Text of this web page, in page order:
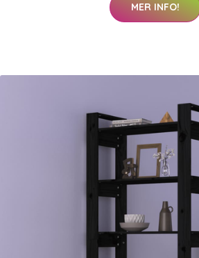
MER INFO!